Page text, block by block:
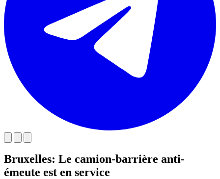
Bruxelles: Le camion-barrière anti-
émeute est en service